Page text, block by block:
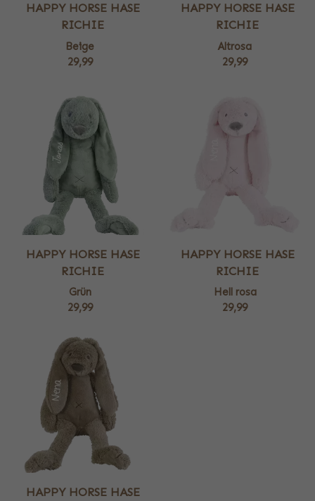
HAPPY HORSE HASE
RICHIE
Beige
29,99
HAPPY HORSE HASE
RICHIE
Altrosa
29,99
HAPPY HORSE HASE
RICHIE
Grün
29,99
HAPPY HORSE HASE
RICHIE
Hell rosa
29,99
HAPPY HORSE HASE